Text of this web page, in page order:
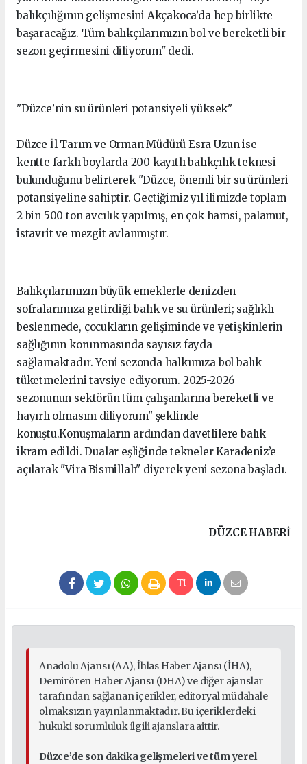
balıkçılığının gelişmesini Akçakoca’da hep birlikte
başaracağız. Tüm balıkçılarımızın bol ve bereketli bir
sezon geçirmesini diliyorum" dedi.
"Düzce’nin su ürünleri potansiyeli yüksek"
Düzce İl Tarım ve Orman Müdürü Esra Uzun ise
kentte farklı boylarda 200 kayıtlı balıkçılık teknesi
bulunduğunu belirterek "Düzce, önemli bir su ürünleri
potansiyeline sahiptir. Geçtiğimiz yıl ilimizde toplam
2 bin 500 ton avcılık yapılmış, en çok hamsi, palamut,
istavrit ve mezgit avlanmıştır.
Balıkçılarımızın büyük emeklerle denizden
sofralarımıza getirdiği balık ve su ürünleri; sağlıklı
beslenmede, çocukların gelişiminde ve yetişkinlerin
sağlığının korunmasında sayısız fayda
sağlamaktadır. Yeni sezonda halkımıza bol balık
tüketmelerini tavsiye ediyorum. 2025-2026
sezonunun sektörün tüm çalışanlarına bereketli ve
hayırlı olmasını diliyorum" şeklinde
konuştu.Konuşmaların ardından davetlilere balık
ikram edildi. Dualar eşliğinde tekneler Karadeniz’e
açılarak "Vira Bismillah" diyerek yeni sezona başladı.
DÜZCE HABERİ
Anadolu Ajansı (AA), İhlas Haber Ajansı (İHA),
Demirören Haber Ajansı (DHA) ve diğer ajanslar
tarafından sağlanan içerikler, editoryal müdahale
olmaksızın yayınlanmaktadır. Bu içeriklerdeki
hukuki sorumluluk ilgili ajanslara aittir.
Düzce’de son dakika gelişmeleri ve tüm yerel